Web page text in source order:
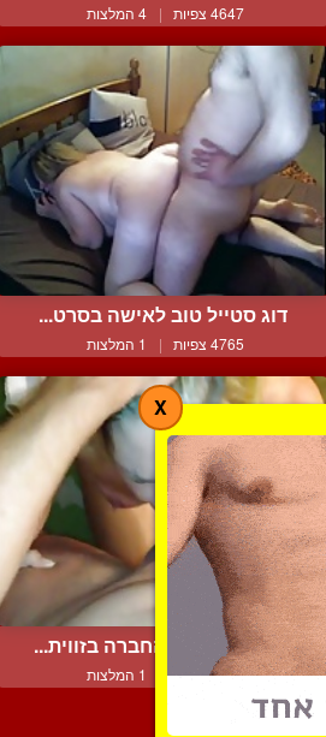
4647 צפיות | 4 המלצות
דוג סטייל טוב לאישה בסרט...
4765 צפיות | 1 המלצות
מציצה טובה מהחברה בזווית...
5519 צפיות | 1 המלצות
X